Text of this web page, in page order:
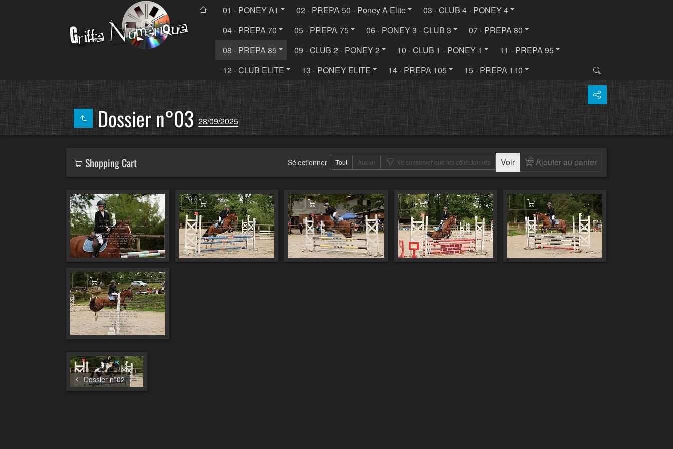
01 - PONEY A1 02 - PREPA 50 - Poney A Elite
03 - CLUB 4 - PONEY 4
04 - PREPA 70
05 - PREPA 75 06 - PONEY 3 - CLUB 3
07 - PREPA 80
08 - PREPA 85
09 - CLUB 2 - PONEY 2 10 - CLUB 1 - PONEY 1
11 - PREPA 95
12 - CLUB ELITE
13 - PONEY ELITE 14 - PREPA 105 15 - PREPA 110
Dossier n°0328/09/2025
Shopping Cart Sélectionner Tout Aucun Ne conserver que les sélectionnés Voir Ajouter au panier
Ajouter au panier Ajouter au panier Ajouter au panier Ajouter au panier Ajouter au panier
Ajouter au panier
Dossier n°02